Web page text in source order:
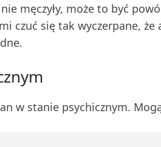
męczyły, może to być
czuć się tak wyczerpane, że
w stanie psychicznym.